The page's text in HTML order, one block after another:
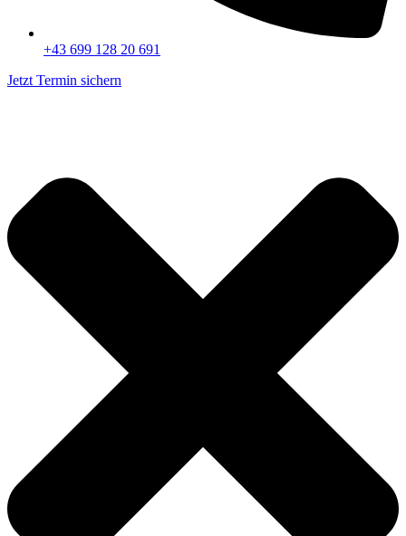
+43 699 128 20 691
Jetzt Termin sichern